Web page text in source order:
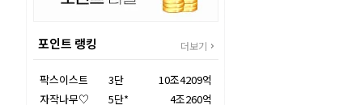
포인트 랭킹 더보기
팍스이스트 3단
10조4209억
자작나무♡
5단*
4조260억